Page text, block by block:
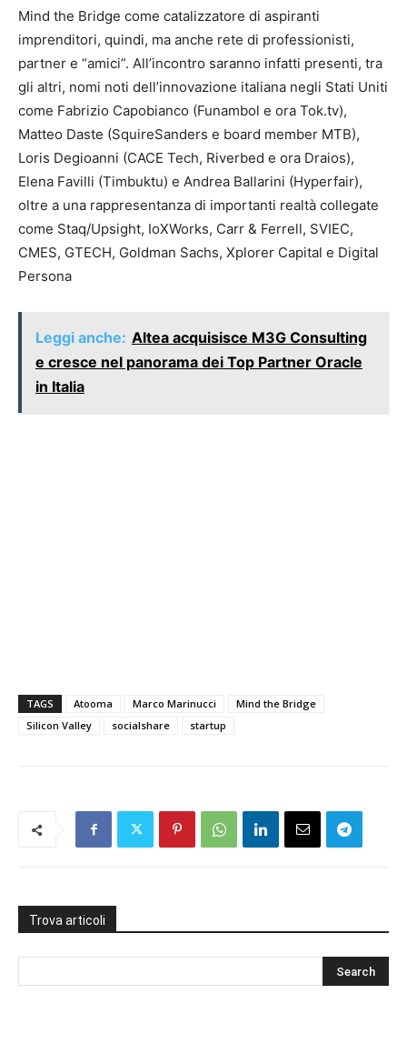
Mind the Bridge come catalizzatore di aspiranti
imprenditori, quindi, ma anche rete di professionisti,
partner e “amici”. All’incontro saranno infatti presenti, tra
gli altri, nomi noti dell’innovazione italiana negli Stati Uniti
come Fabrizio Capobianco (Funambol e ora Tok.tv),
Matteo Daste (SquireSanders e board member MTB),
Loris Degioanni (CACE Tech, Riverbed e ora Draios),
Elena Favilli (Timbuktu) e Andrea Ballarini (Hyperfair),
oltre a una rappresentanza di importanti realtà collegate
come Staq/Upsight, IoXWorks, Carr & Ferrell, SVIEC,
CMES, GTECH, Goldman Sachs, Xplorer Capital e Digital
Persona
Leggi anche: Altea acquisisce M3G Consulting
e cresce nel panorama dei Top Partner Oracle
in Italia
TAGS Atooma Marco Marinucci
Mind the Bridge
Silicon Valley
socialshare startup
Trova articoli